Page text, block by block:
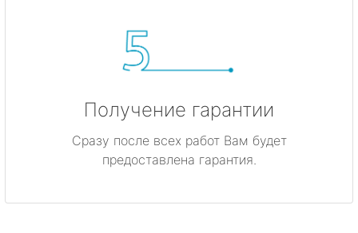
Получение гарантии
Сразу после всех работ Вам будет
предоставлена гарантия.